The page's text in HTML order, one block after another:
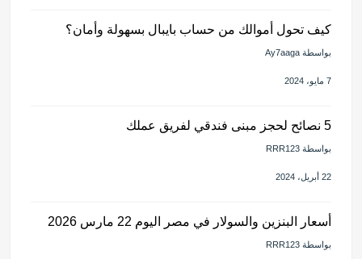
كيف تحول أموالك من حساب بايبال بسهولة وأمان؟
بواسطة Ay7aaga
7 مايو، 2024
5 نصائح لحجز مبنى فندقي لفريق عملك
بواسطة RRR123
22 أبريل، 2024
أسعار البنزين والسولار في مصر اليوم 22 مارس 2026
بواسطة RRR123